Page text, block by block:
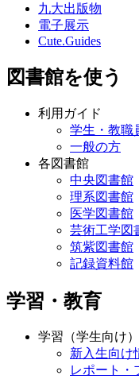
九大出版物
電子展示
Cute.Guides
図書館を使う
利用ガイド
学生・教職
一般の方
各図書館
中央図書館
理系図書館
医学図書館
芸術工学図
筑紫図書館
記録資料館
学習・教育
学習（学生向け）
新入生向け
レポート・